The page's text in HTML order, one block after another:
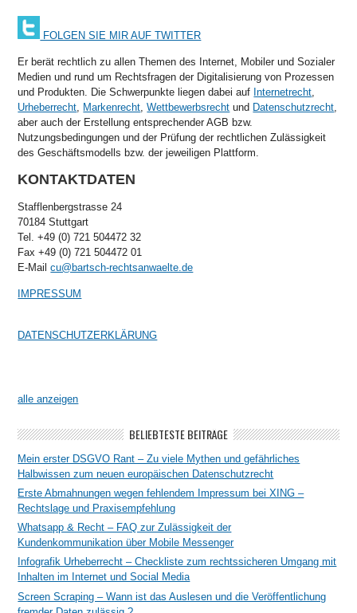
FOLGEN SIE MIR AUF TWITTER
Er berät rechtlich zu allen Themen des Internet, Mobiler und Sozialer
Medien und rund um Rechtsfragen der Digitalisierung von Prozessen
und Produkten. Die Schwerpunkte liegen dabei auf Internetrecht
Urheberrecht Markenrecht ,Wettbewerbsrecht und Datenschutzrecht
aber auch der Erstellung entsprechender AGB bzw.
Nutzungsbedingungen und der Prüfung der rechtlichen Zulässigkeit
des Geschäftsmodells bzw. der jeweiligen Plattform.
KONTAKTDATEN
Stafflenbergstrasse 24
70184 Stuttgart
Tel. +49 (0) 721 504472 32
Fax +49 (0) 721 504472 01
E-Mailcu@bartsch-rechtsanwaelte.de
IMPRESSUM
DATENSCHUTZERKLÄRUNG
alle anzeigen
BELIEBTESTE BEITRÄGE
Mein erster DSGVO Rant – Zu viele Mythen und gefährliches
Halbwissen zum neuen europäischen Datenschutzrecht
Erste Abmahnungen wegen fehlendem Impressum bei XING –
Rechtslage und Praxisempfehlung
Whatsapp & Recht – FAQ zur Zulässigkeit der
Kundenkommunikation über Mobile Messenger
Infografik Urheberrecht – Checkliste zum rechtssicheren Umgang mit
Inhalten im Internet und Social Media
Screen Scraping – Wann ist das Auslesen und die Veröffentlichung